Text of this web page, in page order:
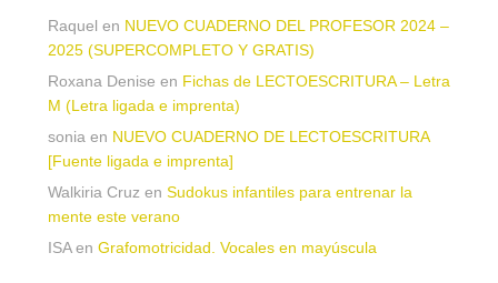
Raquel en NUEVO CUADERNO DEL PROFESOR 2024 –
2025 (SUPERCOMPLETO Y GRATIS)
Roxana Denise en Fichas de LECTOESCRITURA – Letra
M (Letra ligada e imprenta)
sonia en NUEVO CUADERNO DE LECTOESCRITURA
[Fuente ligada e imprenta]
Walkiria Cruz en Sudokus infantiles para entrenar la
mente este verano
ISAen Grafomotricidad. Vocales en mayúscula